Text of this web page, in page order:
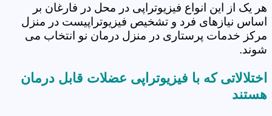
هر یک از این انواع فیزیوتراپی در محل در فارغان بر
اساس نیازهای فرد و تشخیص فیزیوتراپیست در منزل
مرکز خدمات پرستاری در منزل درمان نو انتخاب می
شوند.
اختلالاتی که با فیزیوتراپی عضلات قابل درمان
هستند